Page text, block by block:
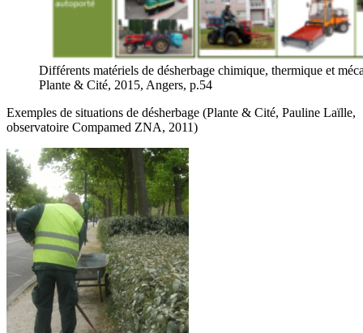
Différents matériels de désherbage chimique, thermique et
Plante & Cité, 2015, Angers, p.54
Exemples de situations de désherbage (Plante & Cité, Pauline Laïlle,
observatoire Compamed ZNA, 2011)